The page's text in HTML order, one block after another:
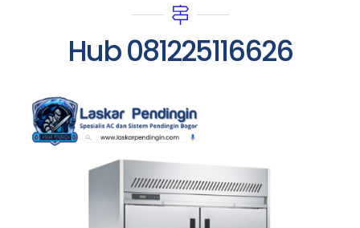
Hub 081225116626